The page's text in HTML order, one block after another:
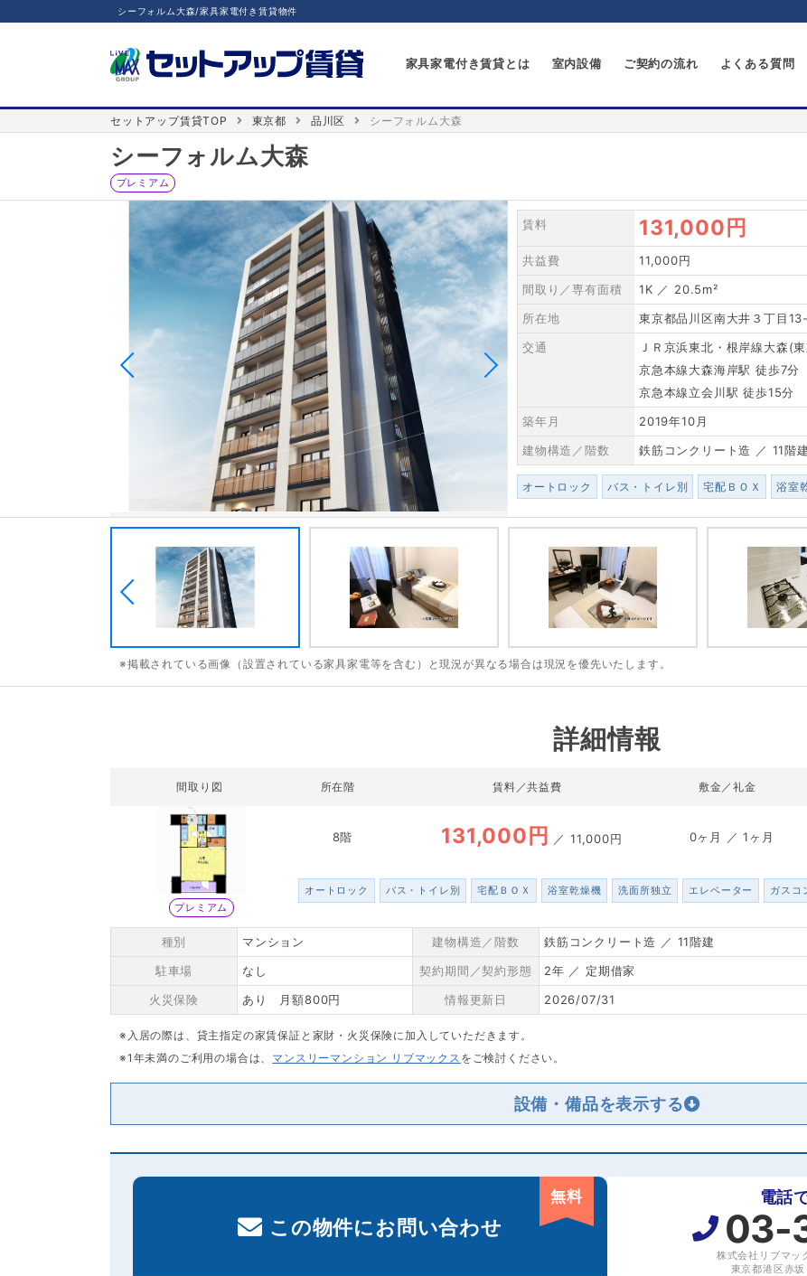
シーフォルム大森/家具家電付き賃貸物件
家具家電付き賃貸とは 室内設備 ご契約の流れ よくある質問
セットアップ賃貸TOP 東京都 品川区 シーフォルム大森
シーフォルム大森
プレミアム
賃料 131,000円
共益費
11,000円
間取り／専有面積
1K ／ 20.5m²
所在地
東京都品川区南大井３丁目
交通
ＪＲ京浜東北・根岸線大森(
京急本線大森海岸駅 徒歩7分
京急本線立会川駅 徒歩15分
築年月
2019年10月
建物構造／階数
鉄筋コンクリート造 ／ 11階建
オートロック バス・トイレ別 宅配ＢＯＸ 浴室
※掲載されている画像（設置されている家具家電等を含む）と現況が異なる場合は現況を優先いたします。
詳細情報
間取り図 所在階 賃料／共益費 敷金／礼金
プレミアム
8階 131,000円 ／ 11,000円 0ヶ月 ／ 1ヶ月
オートロック バス・トイレ別 宅配ＢＯＸ 浴室乾燥機 洗面所独立 エレベーター ガスコ
種別 マンション 建物構造／階数 鉄筋コンクリート造 ／ 11階建
駐車場
なし 契約期間／契約形態 2年 ／ 定期借家
火災保険
あり 月額800円 情報更新日 2026/07/31
※入居の際は、貸主指定の家賃保証と家財・火災保険に加入していただきます。
※1年未満のご利用の場合は、 マンスリーマンション リブマックス をご検討ください。
設備・備品を
この物件にお問い合わせ
無料 電話
03-
株式会社リブマッ
東京都港区赤